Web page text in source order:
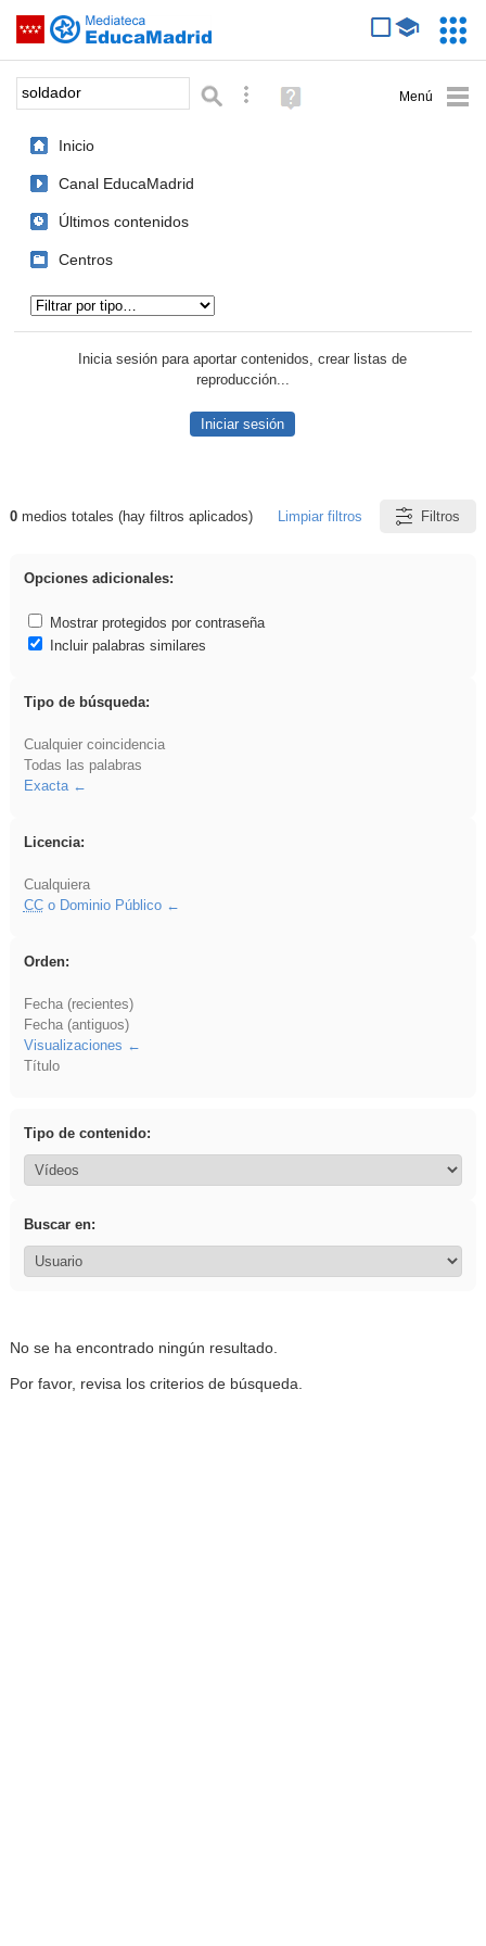
Saltar navegación
Palabra o frase: Búsqueda avanzada
Ayuda
(en
Inicio
Canal EducaMadrid
Últimos contenidos
Centros
Inicia sesión para aportar contenidos, crear listas de
reproducción...
Iniciar sesión
Resultados de: soldador
0medios totales (hay filtros aplicados) Limpiar filtros Filtros
Opciones adicionales:
Mostrar protegidos por contraseña
Incluir palabras similares
Tipo de búsqueda:
Cualquier coincidencia
Todas las palabras
Exacta
Licencia:
Cualquiera
CCo Dominio Público
Orden:
Fecha (recientes)
Fecha (antiguos)
Visualizaciones
Título
Tipo de contenido:
Buscar en:
No se ha encontrado ningún resultado.
Por favor, revisa los criterios de búsqueda.